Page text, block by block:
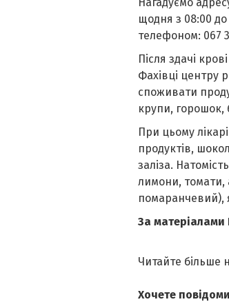
щодня з 08:00
телефоном: 067
Після здачі
Фахівці центру
споживати
крупи, горошок,
При цьому
продуктів,
заліза.
лимони, томати,
помаранчевий),
За матеріалами
Читайте більше
Хочете